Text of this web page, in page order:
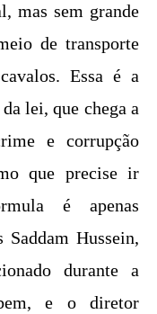
mas sem grande
de transporte
Essa é a
lei, que chega a
e corrupção
que precise ir
é apenas
Saddam Hussein,
durante a
e o diretor